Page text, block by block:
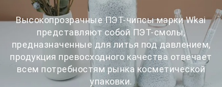
Высокопрозрачные ПЭТ-чипсы марки Wkai
представляют собой ПЭТ-смолы,
предназначенные для литья под давлением,
продукция превосходного качества отвечает
всем потребностям рынка косметической
упаковки.